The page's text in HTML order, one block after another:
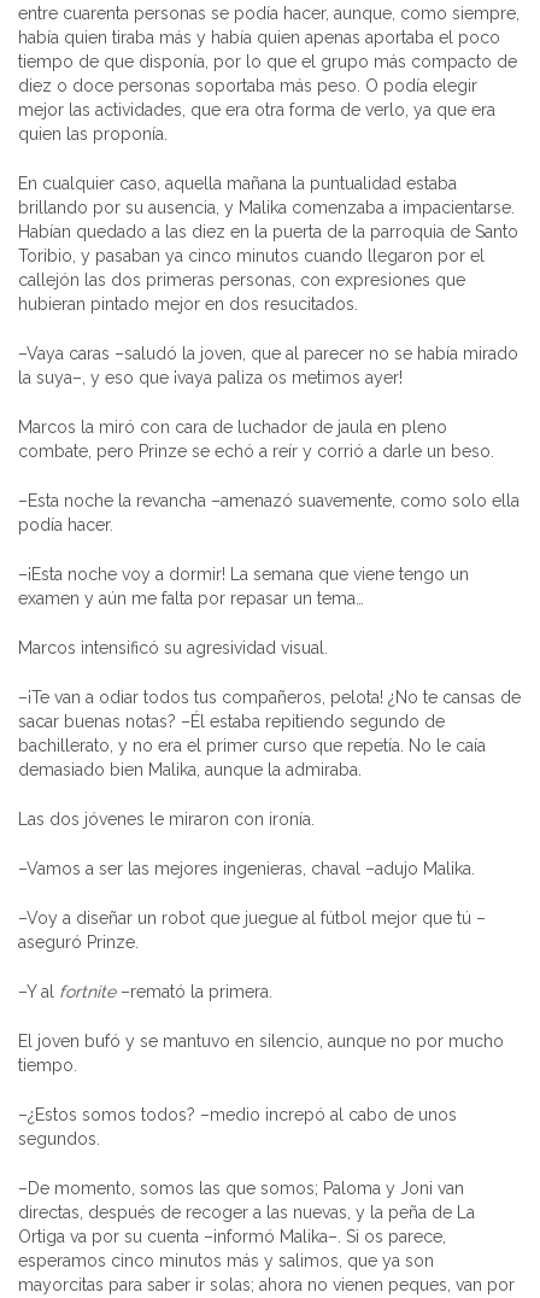
entre cuarenta personas se podía hacer, aunque, como siempre,
había quien tiraba más y había quien apenas aportaba el poco
tiempo de que disponía, por lo que el grupo más compacto de
diez o doce personas soportaba más peso. O podía elegir
mejor las actividades, que era otra forma de verlo, ya que era
quien las proponía.
En cualquier caso, aquella mañana la puntualidad estaba
brillando por su ausencia, y Malika comenzaba a impacientarse.
Habían quedado a las diez en la puerta de la parroquia de Santo
Toribio, y pasaban ya cinco minutos cuando llegaron por el
callejón las dos primeras personas, con expresiones que
hubieran pintado mejor en dos resucitados.
–Vaya caras –saludó la joven, que al parecer no se había mirado
la suya–, y eso que ¡vaya paliza os metimos ayer!
Marcos la miró con cara de luchador de jaula en pleno
combate, pero Prinze se echó a reír y corrió a darle un beso.
–Esta noche la revancha –amenazó suavemente, como solo ella
podía hacer.
–¡Esta noche voy a dormir! La semana que viene tengo un
examen y aún me falta por repasar un tema…
Marcos intensificó su agresividad visual.
–¡Te van a odiar todos tus compañeros, pelota! ¿No te cansas de
sacar buenas notas? –Él estaba repitiendo segundo de
bachillerato, y no era el primer curso que repetía. No le caía
demasiado bien Malika, aunque la admiraba.
Las dos jóvenes le miraron con ironía.
–Vamos a ser las mejores ingenieras, chaval –adujo Malika.
–Voy a diseñar un robot que juegue al fútbol mejor que tú –
aseguró Prinze.
–Y al fortnite –remató la primera.
El joven bufó y se mantuvo en silencio, aunque no por mucho
tiempo.
–¿Estos somos todos? –medio increpó al cabo de unos
segundos.
–De momento, somos las que somos; Paloma y Joni van
directas, después de recoger a las nuevas, y la peña de La
Ortiga va por su cuenta –informó Malika–. Si os parece,
esperamos cinco minutos más y salimos, que ya son
mayorcitas para saber ir solas; ahora no vienen peques, van por